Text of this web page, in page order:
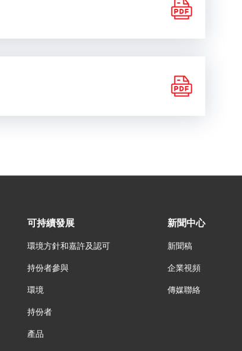
可持續發展
環境方針和嘉許及認可
持份者參與
環境
持份者
產品
新聞中心
新聞稿
企業視頻
傳媒聯絡